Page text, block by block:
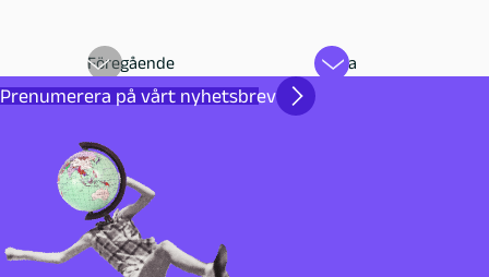
Föregående Nästa
Prenumerera på vårt nyhetsbrev